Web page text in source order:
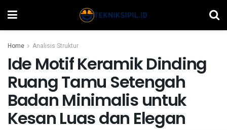
Home Analisis Struktur
Ide Motif Keramik Dinding
Ruang Tamu Setengah
Badan Minimalis untuk
Kesan Luas dan Elegan